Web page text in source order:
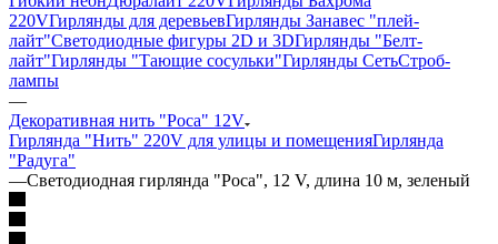
220VГирлянды для деревьевГирлянды Занавес "плей-
лайт"Светодиодные фигуры 2D и 3DГирлянды "Белт-
лайт"Гирлянды "Тающие сосульки"Гирлянды СетьСтроб-
лампы
—
Декоративная нить "Роса" 12V
Гирлянда "Нить" 220V для улицы и помещенияГирлянда
"Радуга"
—Светодиодная гирлянда "Роса", 12 V, длина 10 м, зеленый